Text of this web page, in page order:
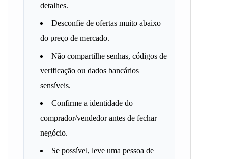
detalhes.
Desconfie de ofertas muito abaixo
do preço de mercado.
Não compartilhe senhas, códigos de
verificação ou dados bancários
sensíveis.
Confirme a identidade do
comprador/vendedor antes de fechar
negócio.
Se possível, leve uma pessoa de